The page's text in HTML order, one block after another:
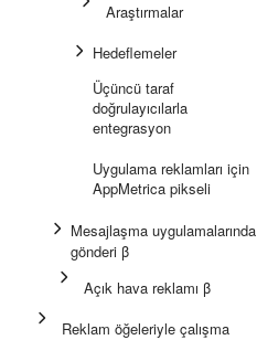
Araştırmalar
Hedeflemeler
Üçüncü taraf
doğrulayıcılarla
entegrasyon
Uygulama reklamları için
AppMetrica pikseli
Mesajlaşma uygulamalarında
gönderi β
Açık hava reklamı β
Reklam öğeleriyle çalışma